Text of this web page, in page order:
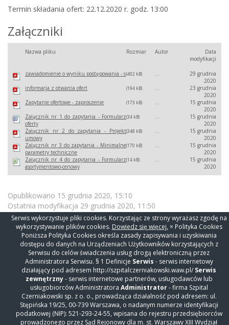
Termin składania ofert: 22.12.2020 r. godz. 13:00
Załączniki
Nazwa pliku Rozmiar Autor
Data
modyfikacji
zawiadomienie o wyniku postępowania - s(402 kB) ...
29 grudnia
2020
informacja z otwarcia ofert
(194 kB) ...
23 grudnia
2020
Zapytanie ofertowe - zaproszenie
(173 kB) ...
15 grudnia
2020
Załącznik nr 1 do zapytania - Formularz
oferty
(34 kB) ...
15 grudnia
2020
Załącznik nr 2 do zapytania - Projekt
umowy
(348 kB) ...
15 grudnia
2020
Załącznik nr 3 do zapytania - Minimalne
parametry techniczne
(170 kB) ...
15 grudnia
2020
Załącznik nr 4 do zapytania - Formularz
asortymentowo-cenowy
(14 kB) ...
15 grudnia
2020
Opublikowano 15 grudnia 2020, 15:10
Ostatnia modyfikacja 29 grudnia 2020, 11:50
Serwis wykorzystuje pliki cookies. Korzystając ze strony wyrażasz zgodę na
wykorzystywanie plików cookies. Dowiedz się więcej. × Polityka Cookies
Poniższa Polityka Cookies określa zasady zapisywania i uzyskiwania
dostępu do danych na Urządzeniach Użytkowników korzystających z
Serwisu do celów świadczenia usług drogą elektroniczną przez
Administratora Serwisu. § 1 Definicje Serwis - serwis internetowy
działający pod adresem http://szpitalczerniakowski.waw.pl/ Serwis
zewnętrzny- serwis internetowe partnerów, usługodawców lub
usługobiorców Administratora Administrator- firma Szpital
Czerniakowski sp. z o. o., prowadząca działalność pod adresem: ul.
Stępińska 19/25, 00-739 Warszawa, o nadanym numerze identyfikacji
podatkowej (NIP): 521-293-24-55, wpisana do rejestru przedsiębiorców
prowadzonego przez Sąd Rejonowy dla m. st. Warszawy XIII Wydział